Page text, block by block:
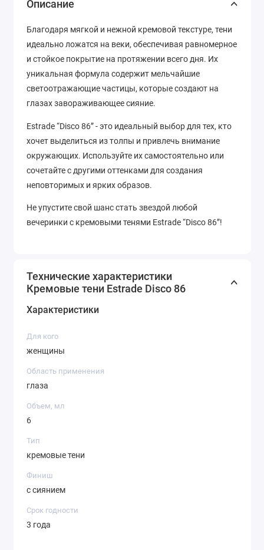
Описание
Благодаря мягкой и нежной кремовой текстуре, тени
идеально ложатся на веки, обеспечивая равномерное
и стойкое покрытие на протяжении всего дня. Их
уникальная формула содержит мельчайшие
светоотражающие частицы, которые создают на
глазах завораживающее сияние.
Estrade “Disco 86” - это идеальный выбор для тех, кто
хочет выделиться из толпы и привлечь внимание
окружающих. Используйте их самостоятельно или
сочетайте с другими оттенками для создания
неповторимых и ярких образов.
Не упустите свой шанс стать звездой любой
вечеринки с кремовыми тенями Estrade “Disco 86”!
Технические характеристики
Кремовые тени Estrade Disco 86
Характеристики
Для кого
женщины
Область применения
глаза
Объем, мл
6
Тип
кремовые тени
Финиш
с сиянием
Срок годности
3 года